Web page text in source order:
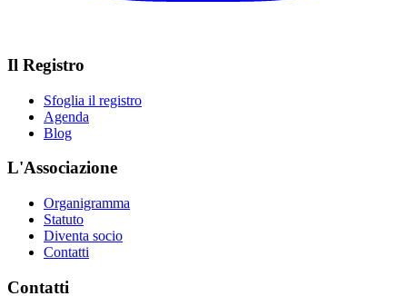
Il Registro
Sfoglia il registro
Agenda
Blog
L'Associazione
Organigramma
Statuto
Diventa socio
Contatti
Contatti